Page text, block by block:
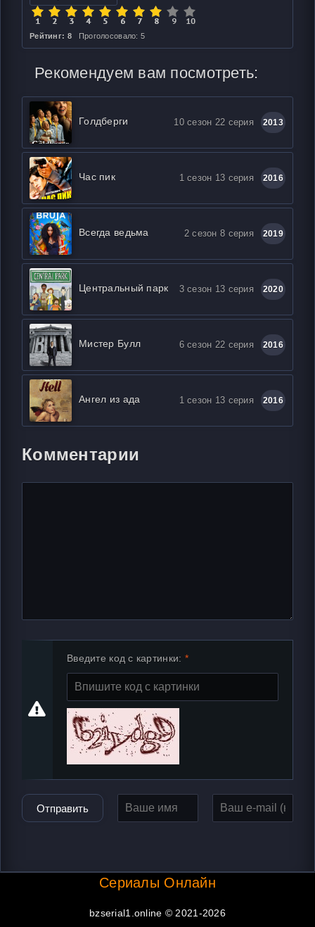
Рейтинг: 8 Проголосовало: 5
Рекомендуем вам посмотреть:
Голдберги 10 сезон 22 серия 2013
Час пик 1 сезон 13 серия 2016
Всегда ведьма 2 сезон 8 серия 2019
Центральный парк 3 сезон 13 серия 2020
Мистер Булл 6 сезон 22 серия 2016
Ангел из ада 1 сезон 13 серия 2016
Комментарии
Введите код с картинки:
Отправить
Сериалы Онлайн
bzserial1.online © 2021-2026